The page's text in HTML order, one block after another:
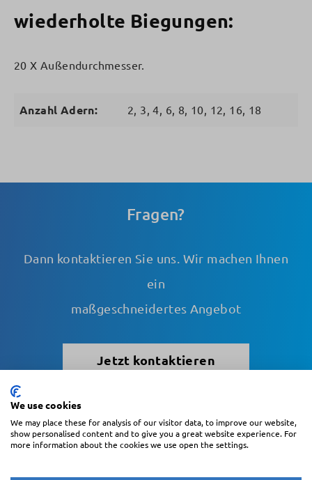
wiederholte Biegungen:
20 X Außendurchmesser.
Anzahl Adern: 2, 3, 4, 6, 8, 10, 12, 16, 18
Fragen?
Dann kontaktieren Sie uns. Wir machen Ihnen
ein
maßgeschneidertes Angebot
Jetzt kontaktieren
Blättern
We use cookies
We may place these for analysis of our visitor data, to improve our website,
show personalised content and to give you a great website experience. For
more information about the cookies we use open the settings.